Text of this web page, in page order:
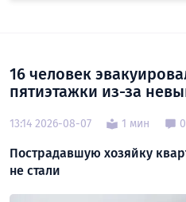
16 человек
пятиэтажки из-за
13:14 2026-08-07 1 мин 0
Пострадавшую хозяйку
не стали